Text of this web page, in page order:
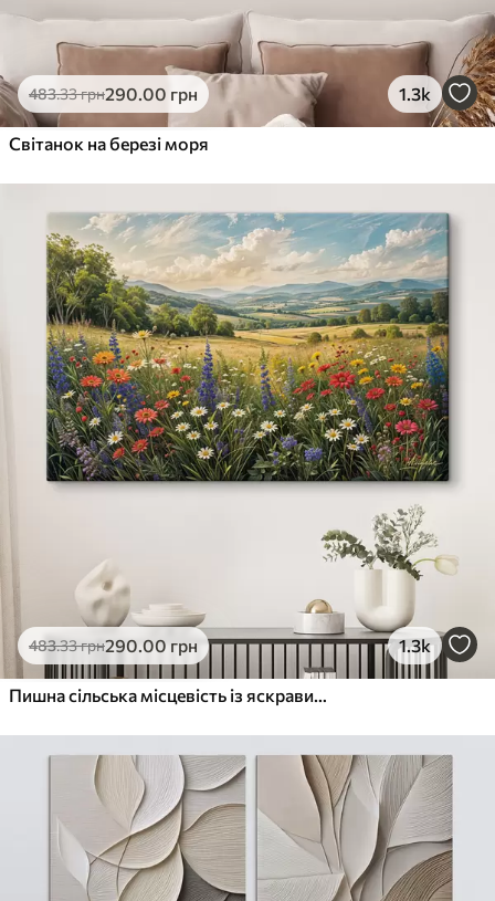
483.33грн290.00 грн 1.3k
Світанок на березі моря
483.33грн290.00 грн 1.3k
Пишна сільська місцевість із яскравим лугом диких квітів, наповненим різнокольоровими квітами під хмарним небом